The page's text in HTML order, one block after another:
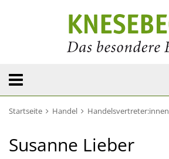
Startseite Handel Handelsvertreter:innen
Susanne Lieber